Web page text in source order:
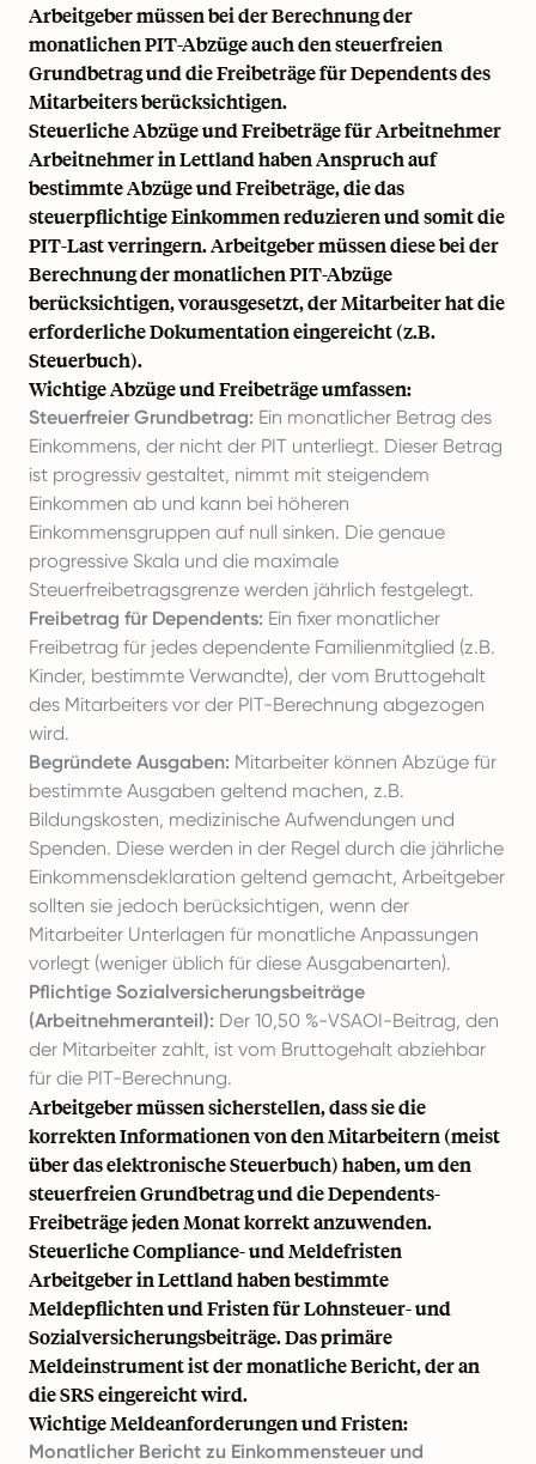
Arbeitgeber müssen bei der Berechnung der
monatlichen PIT-Abzüge auch den steuerfreien
Grundbetrag und die Freibeträge für Dependents des
Mitarbeiters berücksichtigen.
Steuerliche Abzüge und Freibeträge für Arbeitnehmer
Arbeitnehmer in Lettland haben Anspruch auf
bestimmte Abzüge und Freibeträge, die das
steuerpflichtige Einkommen reduzieren und somit die
PIT-Last verringern. Arbeitgeber müssen diese bei der
Berechnung der monatlichen PIT-Abzüge
berücksichtigen, vorausgesetzt, der Mitarbeiter hat die
erforderliche Dokumentation eingereicht (z.B.
Steuerbuch).
Wichtige Abzüge und Freibeträge umfassen:
Steuerfreier Grundbetrag: Ein monatlicher Betrag des
Einkommens, der nicht der PIT unterliegt. Dieser Betrag
ist progressiv gestaltet, nimmt mit steigendem
Einkommen ab und kann bei höheren
Einkommensgruppen auf null sinken. Die genaue
progressive Skala und die maximale
Steuerfreibetragsgrenze werden jährlich festgelegt.
Freibetrag für Dependents: Ein fixer monatlicher
Freibetrag für jedes dependente Familienmitglied (z.B.
Kinder, bestimmte Verwandte), der vom Bruttogehalt
des Mitarbeiters vor der PIT-Berechnung abgezogen
wird.
Begründete Ausgaben: Mitarbeiter können Abzüge für
bestimmte Ausgaben geltend machen, z.B.
Bildungskosten, medizinische Aufwendungen und
Spenden. Diese werden in der Regel durch die jährliche
Einkommensdeklaration geltend gemacht, Arbeitgeber
sollten sie jedoch berücksichtigen, wenn der
Mitarbeiter Unterlagen für monatliche Anpassungen
vorlegt (weniger üblich für diese Ausgabenarten).
Pflichtige Sozialversicherungsbeiträge
(Arbeitnehmeranteil): Der 10,50 %-VSAOI-Beitrag, den
der Mitarbeiter zahlt, ist vom Bruttogehalt abziehbar
für die PIT-Berechnung.
Arbeitgeber müssen sicherstellen, dass sie die
korrekten Informationen von den Mitarbeitern (meist
über das elektronische Steuerbuch) haben, um den
steuerfreien Grundbetrag und die Dependents-
Freibeträge jeden Monat korrekt anzuwenden.
Steuerliche Compliance- und Meldefristen
Arbeitgeber in Lettland haben bestimmte
Meldepflichten und Fristen für Lohnsteuer- und
Sozialversicherungsbeiträge. Das primäre
Meldeinstrument ist der monatliche Bericht, der an
die SRS eingereicht wird.
Wichtige Meldeanforderungen und Fristen:
Monatlicher Bericht zu Einkommensteuer und